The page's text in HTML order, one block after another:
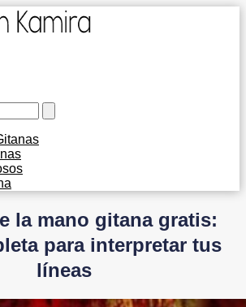
la mano gitana gratis:
para interpretar tus
líneas